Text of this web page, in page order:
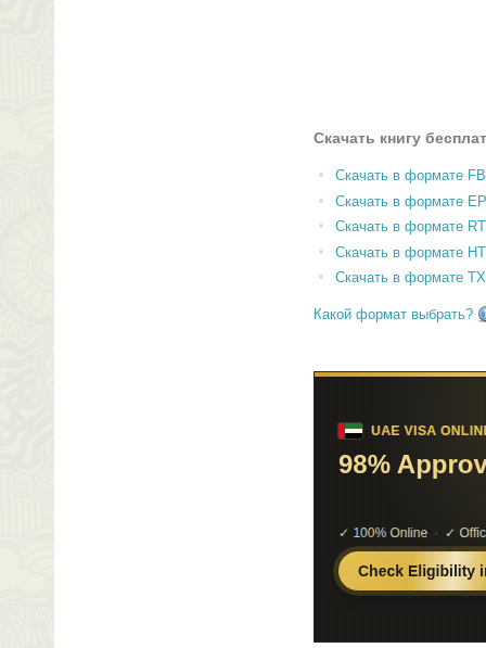
Скачать книгу
Скачать в формате
Скачать в формате
Скачать в формате
Скачать в формате
Скачать в формате
Какой формат выбрать?